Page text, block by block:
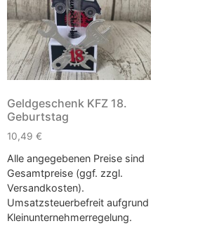
Geldgeschenk KFZ 18.
Geburtstag
10,49 €
Alle angegebenen Preise sind
Gesamtpreise (ggf. zzgl.
Versandkosten).
Umsatzsteuerbefreit aufgrund
Kleinunternehmerregelung.